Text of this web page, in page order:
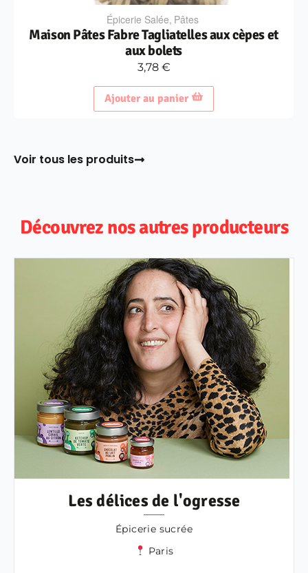
Épicerie Salée, Pâtes
Maison Pâtes Fabre Tagliatelles aux cèpes et
aux bolets
3,78 €
Ajouter au panier
Voir tous les produits
Découvrez nos autres producteurs
Les délices de l'ogresse
Épicerie sucrée
Paris